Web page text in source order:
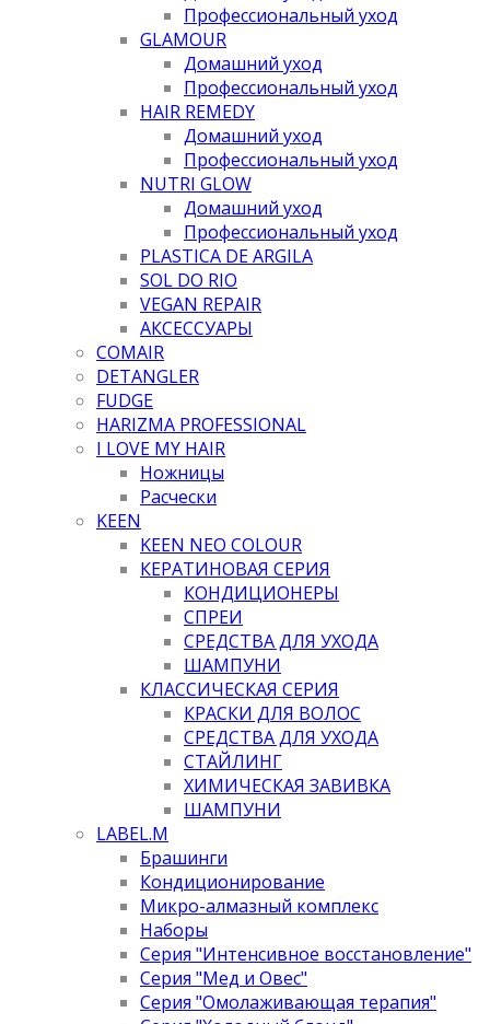
Профессиональный уход
GLAMOUR
Домашний уход
Профессиональный уход
HAIR REMEDY
Домашний уход
Профессиональный уход
NUTRI GLOW
Домашний уход
Профессиональный уход
PLASTICA DE ARGILA
SOL DO RIO
VEGAN REPAIR
АКСЕССУАРЫ
COMAIR
DETANGLER
FUDGE
HARIZMA PROFESSIONAL
I LOVE MY HAIR
Ножницы
Расчески
KEEN
KEEN NEO COLOUR
КЕРАТИНОВАЯ СЕРИЯ
КОНДИЦИОНЕРЫ
СПРЕИ
СРЕДСТВА ДЛЯ УХОДА
ШАМПУНИ
КЛАССИЧЕСКАЯ СЕРИЯ
КРАСКИ ДЛЯ ВОЛОС
СРЕДСТВА ДЛЯ УХОДА
СТАЙЛИНГ
ХИМИЧЕСКАЯ ЗАВИВКА
ШАМПУНИ
LABEL.M
Брашинги
Кондиционирование
Микро-алмазный комплекс
Наборы
Серия "Интенсивное восстановление"
Серия "Мед и Овес"
Серия "Омолаживающая терапия"